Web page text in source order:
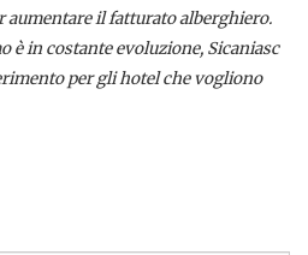
aumentare il fatturato alberghiero.
in costante evoluzione, Sicaniasc
per gli hotel che vogliono